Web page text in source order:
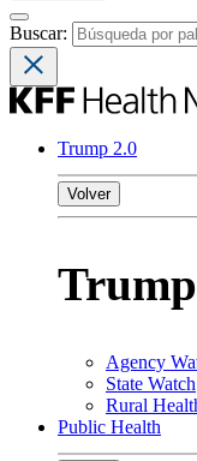
Buscar:
Trump 2.0
Volver
Agency
State Watch
Rural
Public Health